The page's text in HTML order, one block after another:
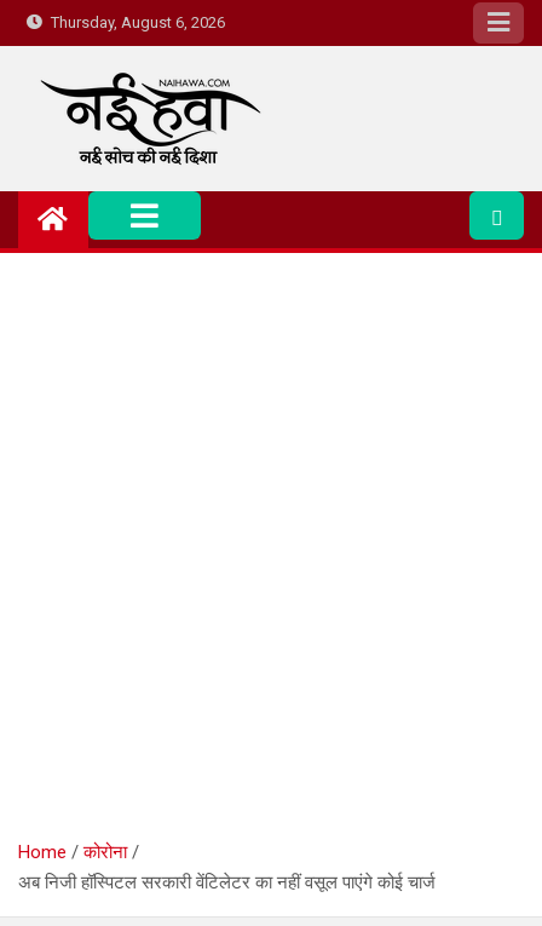
Thursday, August 6, 2026
Nai Hawa
Home
कोरोना
अब निजी हॉस्पिटल सरकारी वेंटिलेटर का नहीं वसूल पाएंगे कोई चार्ज